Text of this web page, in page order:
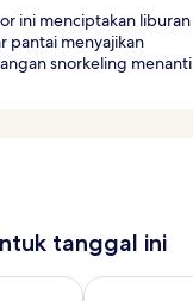
ini menciptakan liburan
pantai menyajikan
snorkeling menanti
tanggal ini
ini Agu 6 - Agu 7
Periksa